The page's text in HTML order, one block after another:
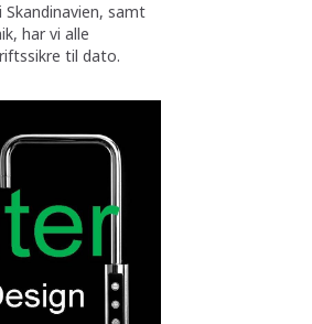
samt
har vi alle
til dato.